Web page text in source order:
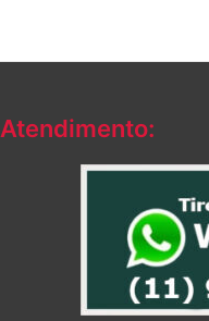
Atendimento: